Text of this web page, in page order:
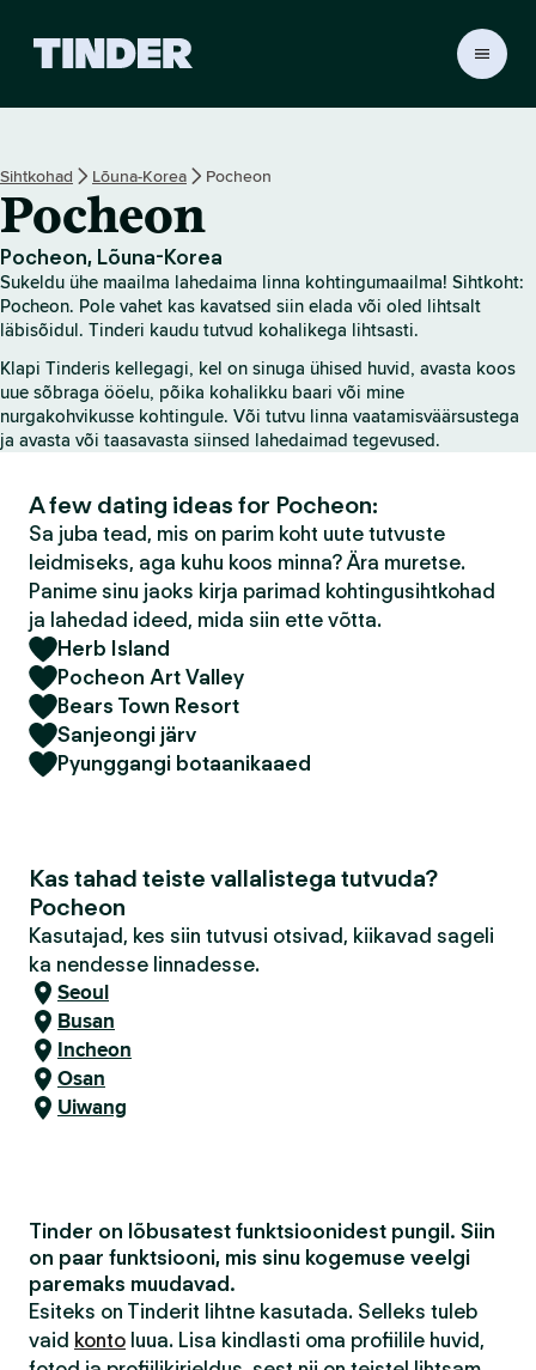
r
i
a
v
a
l
e
t
Sihtkohad Lõuna-Korea Pocheon
Pocheon
Pocheon, Lõuna-Korea
Sukeldu ühe maailma lahedaima linna kohtingumaailma! Sihtkoht:
Pocheon. Pole vahet kas kavatsed siin elada või oled lihtsalt
läbisõidul. Tinderi kaudu tutvud kohalikega lihtsasti.
Klapi Tinderis kellegagi, kel on sinuga ühised huvid, avasta koos
uue sõbraga ööelu, põika kohalikku baari või mine
nurgakohvikusse kohtingule. Või tutvu linna vaatamisväärsustega
ja avasta või taasavasta siinsed lahedaimad tegevused.
A few dating ideas for Pocheon:
Sa juba tead, mis on parim koht uute tutvuste
leidmiseks, aga kuhu koos minna? Ära muretse.
Panime sinu jaoks kirja parimad kohtingusihtkohad
ja lahedad ideed, mida siin ette võtta.
Herb Island
Pocheon Art Valley
Bears Town Resort
Sanjeongi järv
Pyunggangi botaanikaaed
Kas tahad teiste vallalistega tutvuda?
Pocheon
Kasutajad, kes siin tutvusi otsivad, kiikavad sageli
ka nendesse linnadesse.
Seoul
Busan
Incheon
Osan
Uiwang
Tinder on lõbusatest funktsioonidest pungil. Siin
on paar funktsiooni, mis sinu kogemuse veelgi
paremaks muudavad.
Esiteks on Tinderit lihtne kasutada. Selleks tuleb
vaid konto luua. Lisa kindlasti oma profiilile huvid,